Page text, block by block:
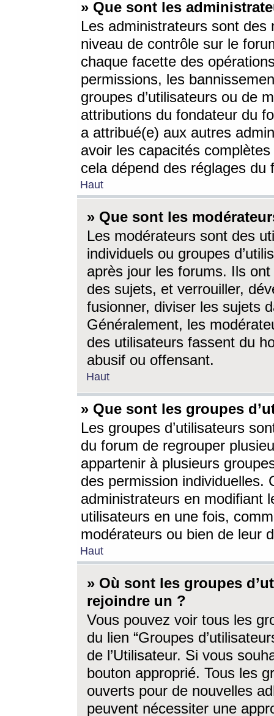
» Que sont les
Les administrateurs sont
niveau de contrôle sur le
chaque facette des
permissions, les
groupes d’utilisateurs ou de
attributions du fondateur du
a attribué(e) aux autres
avoir les capacités
cela dépend des réglages du
Haut
» Que sont les
Les modérateurs sont des
individuels ou groupes
après jour les forums. Ils ont
des sujets, et verrouiller,
fusionner, diviser les sujets
Généralement, les
des utilisateurs fassent du
abusif ou offensant.
Haut
» Que sont les groupes
Les groupes d’utilisateurs
du forum de regrouper
appartenir à plusieurs
des permission individuelles.
administrateurs en modifiant
utilisateurs en une fois,
modérateurs ou bien de leur
Haut
» Où sont les groupes
rejoindre un ?
Vous pouvez voir tous les
du lien “Groupes
de l’Utilisateur. Si vous
bouton approprié. Tous les
ouverts pour de nouvelles
peuvent nécessiter une